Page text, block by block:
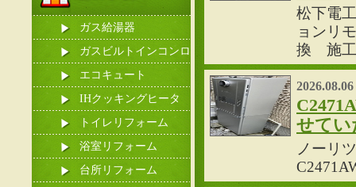
ガス給湯器
ガスビルトインコンロ
エコキュート
IHクッキングヒータ
ー
トイレリフォーム
浴室リフォーム
台所リフォーム
松下電
ョンリ
換 施工
2026.08.06
せてい
ノーリ